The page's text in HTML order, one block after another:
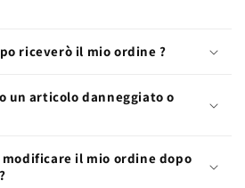
riceverò il mio ordine ?
un articolo danneggiato o
modificare il mio ordine dopo